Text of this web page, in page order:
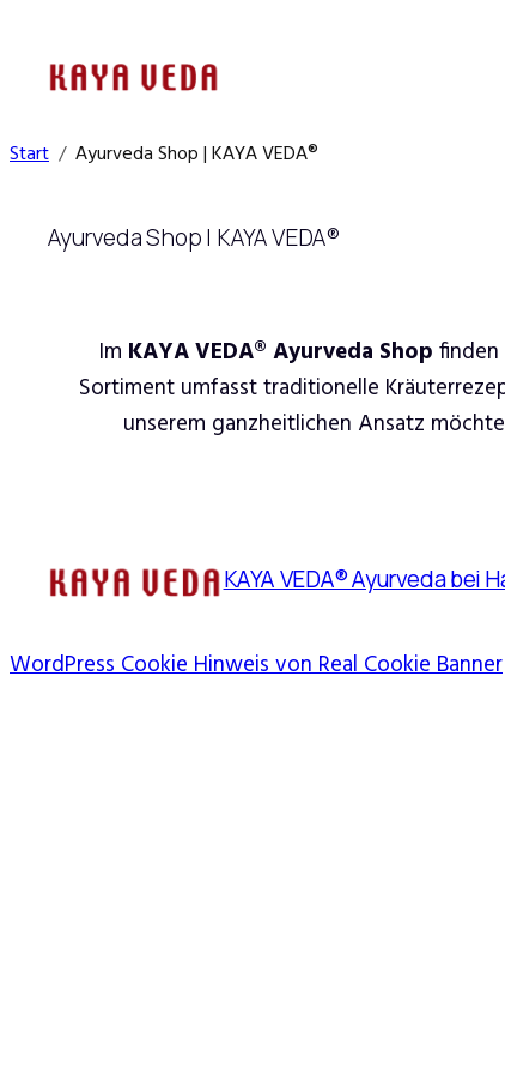
Inhalt
springen
Start Ayurveda Shop | KAYA VEDA®
Ayurveda Shop | KAYA VEDA®
Im KAYA VEDA® Ayurveda Shop finden
Sortiment umfasst traditionelle
unserem ganzheitlichen Ansatz
KAYA VEDA® Ayurveda bei
WordPress Cookie Hinweis von Real Cookie Banner